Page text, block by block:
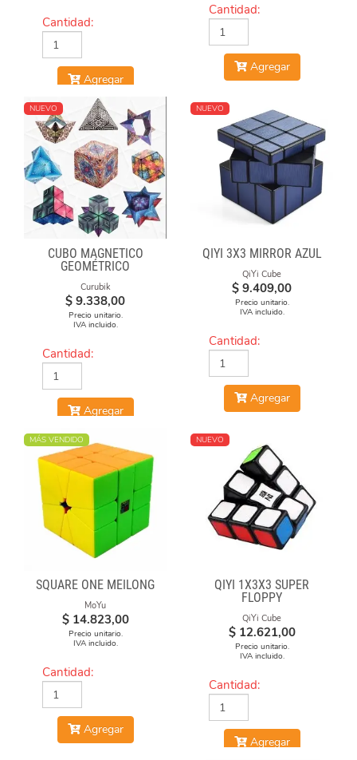
Cantidad:
Agregar
Cantidad:
Agregar
NUEVO
CUBO MAGNÉTICO
GEOMÉTRICO
Curubik
$ 9.338,00
Precio unitario.
IVA incluido.
Cantidad:
Agregar
NUEVO
QIYI 3X3 MIRROR AZUL
QiYi Cube
$ 9.409,00
Precio unitario.
IVA incluido.
Cantidad:
Agregar
MÁS VENDIDO
SQUARE ONE MEILONG
MoYu
$ 14.823,00
Precio unitario.
IVA incluido.
Cantidad:
Agregar
NUEVO
QIYI 1X3X3 SUPER
FLOPPY
QiYi Cube
$ 12.621,00
Precio unitario.
IVA incluido.
Cantidad:
Agregar